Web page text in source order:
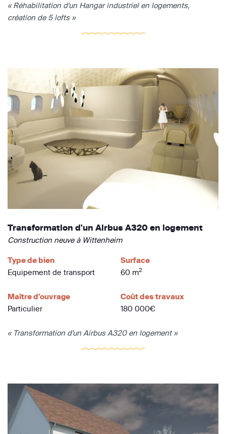
« Réhabilitation d'un Hangar industriel en logements,
création de 5 lofts »
Transformation d'un Airbus A320 en logement
Construction neuve à Wittenheim
Type de bien
Equipement de transport
Surface
60 m2
Maître d'ouvrage
Particulier
Coût des travaux
180 000€
« Transformation d'un Airbus A320 en logement »